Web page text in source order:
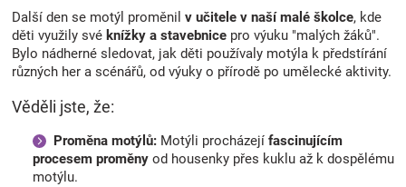
Další den se motýl proměnil v učitele v naší malé školce, kde
děti využily své knížky a stavebnice pro výuku "malých žáků".
Bylo nádherné sledovat, jak děti používaly motýla k předstírání
různých her a scénářů, od výuky o přírodě po umělecké aktivity.
Věděli jste, že:
Proměna motýlů:Motýli procházejí fascinujícím
procesem proměnyod housenky přes kuklu až k dospělému
motýlu.